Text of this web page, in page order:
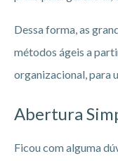
Dessa forma, as
métodos ágeis a
organizacional, para
Abertura
Ficou com alguma